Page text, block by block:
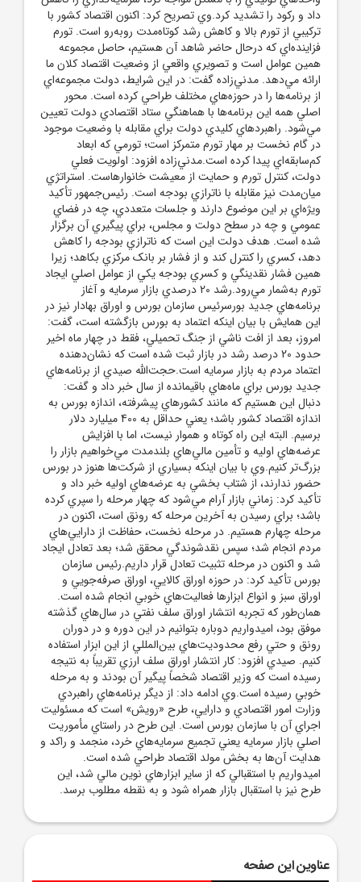
داد و رکود را تشديد کرد.وي تصريح کرد: اکنون اقتصاد کشور با
ترکيبي از تورم بالا و کاهش رشد کوتاه‌مدت روبه‌رو است. تورم
فزاينده‌اي که درحال حاضر شاهد آن هستيم، حاصل مجموعه
همين عوامل است و تصويري واقعي از وضعيت اقتصاد کلان ما
ارائه مي‌دهد. مدني‌زاده گفت: در اين شرايط، دولت مجموعه‌اي
از برنامه‌ها را در حوزه‌هاي مختلف طراحي کرده است. محور
اصلي همه اين برنامه‌ها با هماهنگي ستاد اقتصادي دولت تعيين
مي‌شود. راهبردهاي کليدي دولت براي مقابله با وضعيت موجود
در گام نخست بر مهار تورم متمرکز است؛ تورمي که ابعاد
کم‌سابقه‌اي پيدا کرده است.مدني‌زاده افزود: اولويت فعلي
دولت، کنترل تورم و حمايت از معيشت خانوارهاست. استراتژي
ميان‌مدت نيز مقابله با ناترازي بودجه است. رئيس‌جمهور تأکيد
ويژه‌اي بر اين موضوع دارند و جلسات متعددي، چه در فضاي
عمومي و چه در سطح دولت و مجلس، براي پيگيري آن برگزار
شده است. هدف دولت اين است که ناترازي بودجه را کاهش
دهد، کسري را کنترل کند و از فشار بر بانک مرکزي بکاهد؛ زيرا
همين فشار نقدينگي و کسري بودجه يکي از عوامل اصلي ايجاد
تورم به‌شمار مي‌رود.رشد 20 درصدي بازار سرمايه و آغاز
برنامه‌هاي جديد بورسرئيس سازمان بورس و اوراق بهادار نيز در
اين همايش با بيان اينکه اعتماد به بورس بازگشته است، گفت:
امروز، بعد از افت ناشي از جنگ تحميلي، فقط در چهار ماه اخير
حدود 20 درصد رشد در بازار ثبت شده است که نشان‌دهنده
اعتماد مردم به بازار سرمايه است.حجت‌الله صيدي از برنامه‌هاي
جديد بورس براي ماه‌هاي باقيمانده از سال خبر داد و گفت:
دنبال اين هستيم که مانند کشورهاي پيشرفته، اندازه بورس‌ به
اندازه اقتصاد کشور باشد؛ يعني حداقل به 400 ميليارد دلار
برسيم. البته اين راه کوتاه و هموار نيست، اما با افزايش
عرضه‌هاي اوليه و تأمين مالي‌هاي بلندمدت مي‌خواهيم بازار را
بزرگ‌تر کنيم.وي با بيان اينکه بسياري از شرکت‌ها هنوز در بورس
حضور ندارند، از شتاب بخشي به عرضه‌هاي اوليه خبر داد و
تأکيد کرد: زماني بازار آرام مي‌شود که چهار مرحله را سپري کرده
باشد؛ براي رسيدن به آخرين مرحله که رونق است، اکنون در
مرحله چهارم هستيم. در مرحله نخست، حفاظت از دارايي‌هاي
مردم انجام شد؛ سپس نقدشوندگي محقق شد؛ بعد تعادل ايجاد
شد و اکنون در مرحله تثبيت تعادل قرار داريم.رئيس سازمان
بورس تأکيد کرد: در حوزه اوراق کالايي، اوراق صرفه‌جويي و
اوراق سبز و انواع ابزارها فعاليت‌هاي خوبي انجام شده است.
همان‌طور که تجربه انتشار اوراق سلف نفتي در سال‌هاي گذشته
موفق بود، اميدواريم دوباره بتوانيم در اين دوره و در دوران
رونق و حتي رفع محدوديت‌هاي بين‌المللي از اين ابزار استفاده
کنيم. صيدي افزود: کار انتشار اوراق سلف ارزي تقريباً به نتيجه
رسيده است که وزير اقتصاد شخصاً پيگير آن بودند و به مرحله
خوبي رسيده است.وي ادامه داد: از ديگر برنامه‌هاي راهبردي
وزارت امور اقتصادي و دارايي، طرح «رويش» است که مسئوليت
اجراي آن با سازمان بورس است. اين طرح در راستاي مأموريت
اصلي بازار سرمايه يعني تجميع سرمايه‌هاي خرد، منجمد و راکد و
هدايت آن‌ها به بخش مولد اقتصاد طراحي شده است.
اميدواريم با استقبالي که از ساير ابزارهاي نوين مالي شد، اين
طرح نيز با استقبال بازار همراه شود و به نقطه مطلوب برسد.
عناوین این صفحه